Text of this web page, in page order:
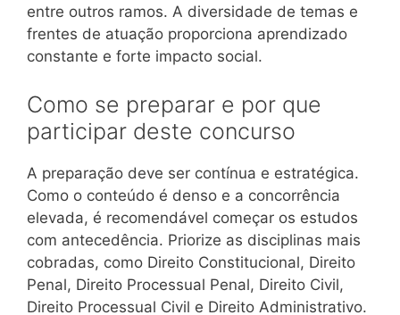
entre outros ramos. A diversidade de temas e
frentes de atuação proporciona aprendizado
constante e forte impacto social.
Como se preparar e por que
participar deste concurso
A preparação deve ser contínua e estratégica.
Como o conteúdo é denso e a concorrência
elevada, é recomendável começar os estudos
com antecedência. Priorize as disciplinas mais
cobradas, como Direito Constitucional, Direito
Penal, Direito Processual Penal, Direito Civil,
Direito Processual Civil e Direito Administrativo.